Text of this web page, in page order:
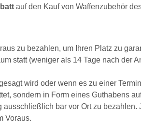
auf den Kauf von Waffenzubehör
zu bezahlen, um Ihren Platz zu
statt (weniger als 14 Tage nach der
wird oder wenn es zu einer
sondern in Form eines Guthabens
bar vor Ort zu
Voraus.